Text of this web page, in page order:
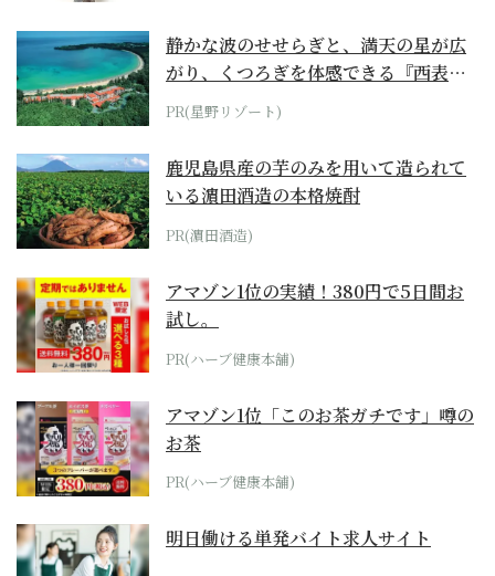
静かな波のせせらぎと、満天の星が広
がり、くつろぎを体感できる『西表島
ホテル by...
PR(星野リゾート)
鹿児島県産の芋のみを用いて造られて
いる濵田酒造の本格焼酎
PR(濵田酒造)
アマゾン1位の実績！380円で5日間お
試し。
PR(ハーブ健康本舗)
アマゾン1位「このお茶ガチです」噂の
お茶
PR(ハーブ健康本舗)
明日働ける単発バイト求人サイト